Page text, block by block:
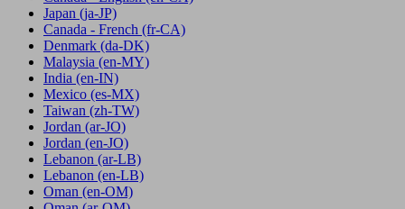
Japan (ja-JP)
Canada - French (fr-CA)
Denmark (da-DK)
Malaysia (en-MY)
India (en-IN)
Mexico (es-MX)
Taiwan (zh-TW)
Jordan (ar-JO)
Jordan (en-JO)
Lebanon (ar-LB)
Lebanon (en-LB)
Oman (en-OM)